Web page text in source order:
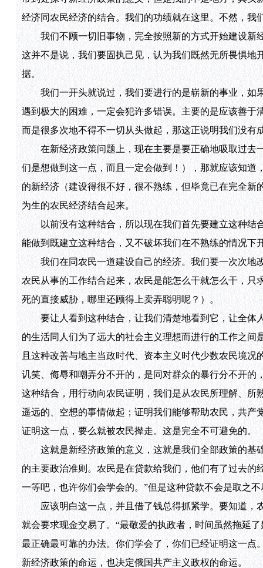
经济同农民经济的结合。我们的功绩就在这里。不然，我
我们不顾一切旧事物，完全按照新的方式开始建设新
这并不是说，我们要固执己见，认为我们既然无所畏惧
据。
我们一开头就说过，我们要进行的是崭新的事业，如
遇到极大的困难，一定会犯许多错误。主要的是应该善
而是很多次地不得不一切从头做起，那这正说明我们没
在新经济政策问题上，现在主要是要正确地吸取过去
们是想做到这一点，而且一定会做到！），那就应该知
的新经济（建设得很不好，很不熟练，但毕竟已在完全
为生的农民经济结合起来。
以前没有这种结合，所以现在我们首先要建立这种结
能做到既建立这种结合，又不破坏我们在不熟练的情况下
我们在同农民一道建设自己的经济。我们要一次次地
农民从事的工作结合起来，农民是能怎么干就怎么干，
死的直接威胁，哪里还顾得上卖弄聪明呢？）。
要让人看到这种结合，让我们清楚地看到它，让全体
的生活同人们为了远大的社会主义理想而进行的工作之
且这种改善与地主当政时代、资本主义时代少数农民境
讥笑、侮辱和嘲弄分不开的，是同对群众的暴行分不开
这种结合，用行动向农民证明，我们是从农民所理解、
遥远的、空想的事情做起；证明我们能够帮助农民，共
证明这一点，要么就被农民撵走。这是完全不可避免的。
这就是新经济政策的意义，这就是我们全部政策的基
的主要政治准则。农民是在贷款给我们，他们有了过去
一等吧，也许你们会学会的。”但是这种贷款不会是取之不
应该明白这一点，并且借了钱总得抓紧学。要知道，
就会要求现金交易了。“最敬爱的执政者，时间虽然拖延
最正确最可靠的办法。你们学会了，你们已经证明这一
新经济政策的命运，也决定俄国共产主义政权的命运。